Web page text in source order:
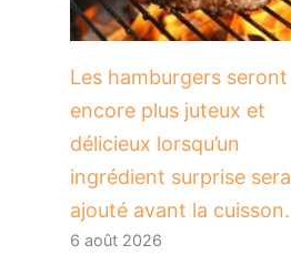
Les hamburgers seront
encore plus juteux et
délicieux lorsqu’un
ingrédient surprise sera
ajouté avant la cuisson.
6 août 2026